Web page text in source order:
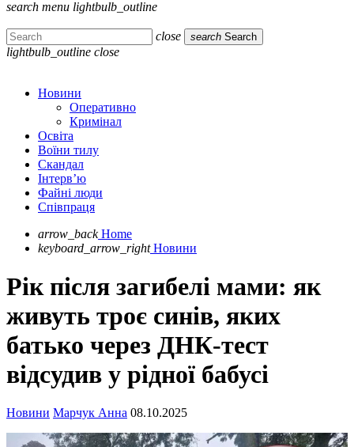
search menu lightbulb_outline
close search Search
lightbulb_outline close
Новини
Оперативно
Кримінал
Освіта
Воїни тилу
Скандал
Інтерв’ю
Файні люди
Співпраця
arrow_back Home
keyboard_arrow_right Новини
Рік після загибелі мами: як
живуть троє синів, яких
батько через ДНК-тест
відсудив у рідної бабусі
Новини Марчук Анна 08.10.2025